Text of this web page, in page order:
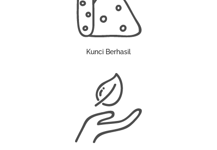
Kunci Berhasil